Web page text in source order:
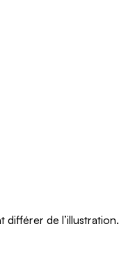
différer de l’illustration.